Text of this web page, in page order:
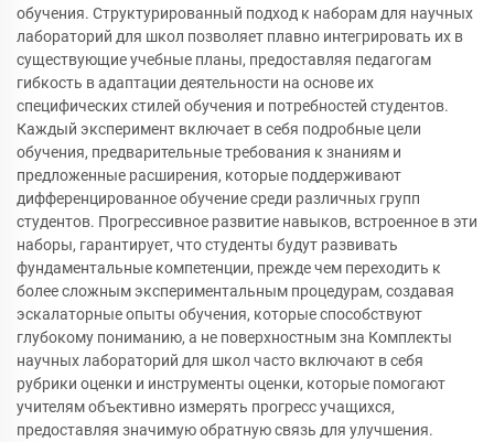
обучения. Структурированный подход к наборам для научных
лабораторий для школ позволяет плавно интегрировать их в
существующие учебные планы, предоставляя педагогам
гибкость в адаптации деятельности на основе их
специфических стилей обучения и потребностей студентов.
Каждый эксперимент включает в себя подробные цели
обучения, предварительные требования к знаниям и
предложенные расширения, которые поддерживают
дифференцированное обучение среди различных групп
студентов. Прогрессивное развитие навыков, встроенное в эти
наборы, гарантирует, что студенты будут развивать
фундаментальные компетенции, прежде чем переходить к
более сложным экспериментальным процедурам, создавая
эскалаторные опыты обучения, которые способствуют
глубокому пониманию, а не поверхностным зна Комплекты
научных лабораторий для школ часто включают в себя
рубрики оценки и инструменты оценки, которые помогают
учителям объективно измерять прогресс учащихся,
предоставляя значимую обратную связь для улучшения.